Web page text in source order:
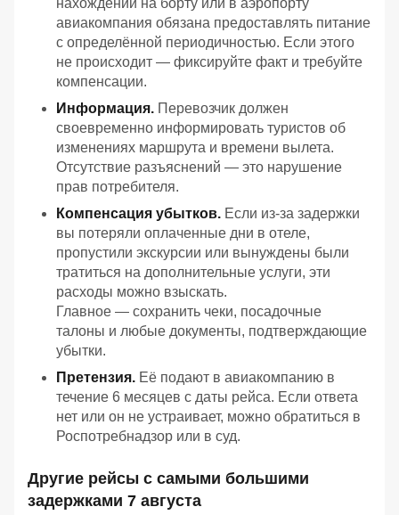
авиакомпания обязана предоставлять питание
с определённой периодичностью. Если этого
не происходит — фиксируйте факт и требуйте
компенсации.
Информация. Перевозчик должен
своевременно информировать туристов об
изменениях маршрута и времени вылета.
Отсутствие разъяснений — это нарушение
прав потребителя.
Компенсация убытков. Если из‑за задержки
вы потеряли оплаченные дни в отеле,
пропустили экскурсии или вынуждены были
тратиться на дополнительные услуги, эти
расходы можно взыскать.
Главное — сохранить чеки, посадочные
талоны и любые документы, подтверждающие
убытки.
Претензия. Её подают в авиакомпанию в
течение 6 месяцев с даты рейса. Если ответа
нет или он не устраивает, можно обратиться в
Роспотребнадзор или в суд.
Другие рейсы с самыми большими
задержками 7 августа